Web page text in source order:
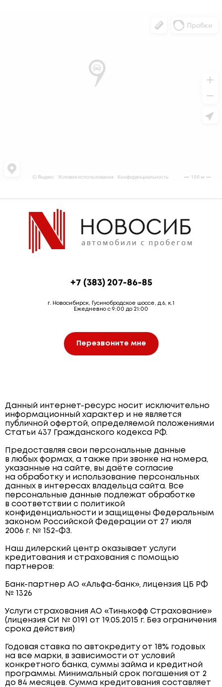
+7 (383) 207-86-85
г. Новосибирск, Гусинобродское шоссе, д.6, к.1
Ежедневно с 9:00 до 21:00
Перезвоните мне
Данный интернет-ресурс носит исключительно
информационный характер и не является
публичной офертой, определяемой положениями
Статьи 437 Гражданского кодекса РФ.
Предоставляя свои персональные данные
в любых формах, а также при звонке на номера,
указанные на сайте, вы даёте согласие
на обработку и использование персональных
данных в интересах владельца сайта. Все
персональные данные подлежат обработке
в соответствии с политикой
конфиденциальности и защищены Федеральным
законом Российской Федерации от 27 июля
2006 г. № 152-ФЗ.
Наш дилерский центр оказывает услуги
кредитования и страхования с помощью
партнеров:
Банк-партнер АО «Альфа-банк», лицензия ЦБ РФ
№ 1326
Услуги страхования АО «Тинькофф Страхование»
(лицензия СИ № 0191 от 19.05.2015 г. Без ограничения
срока действия)
Годовая ставка по автокредиту от 18% годовых
на все марки, в зависимости от условий
конкретного банка, суммы займа и кредитной
программы. Минимальный срок погашения от 2
до 84 месяцев. Сумма кредитования составляет